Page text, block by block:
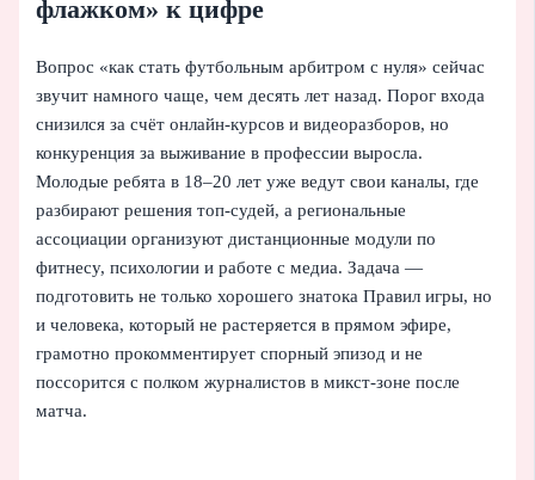
флажком» к цифре
Вопрос «как стать футбольным арбитром с нуля» сейчас
звучит намного чаще, чем десять лет назад. Порог входа
снизился за счёт онлайн-курсов и видеоразборов, но
конкуренция за выживание в профессии выросла.
Молодые ребята в 18–20 лет уже ведут свои каналы, где
разбирают решения топ-судей, а региональные
ассоциации организуют дистанционные модули по
фитнесу, психологии и работе с медиа. Задача —
подготовить не только хорошего знатока Правил игры, но
и человека, который не растеряется в прямом эфире,
грамотно прокомментирует спорный эпизод и не
поссорится с полком журналистов в микст-зоне после
матча.